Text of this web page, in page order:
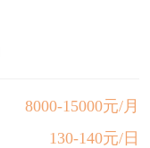
8000-15000元/月
130-140元/日